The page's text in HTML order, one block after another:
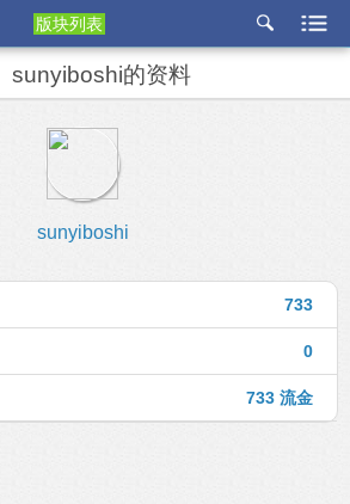
版块列表
etu
sunyiboshi的资料
sunyiboshi
733
0
733 流金